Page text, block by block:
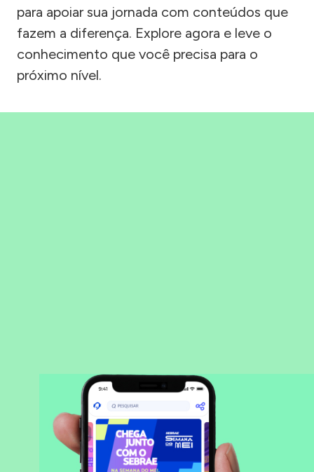
para apoiar sua jornada com conteúdos que
fazem a diferença. Explore agora e leve o
conhecimento que você precisa para o
próximo nível.